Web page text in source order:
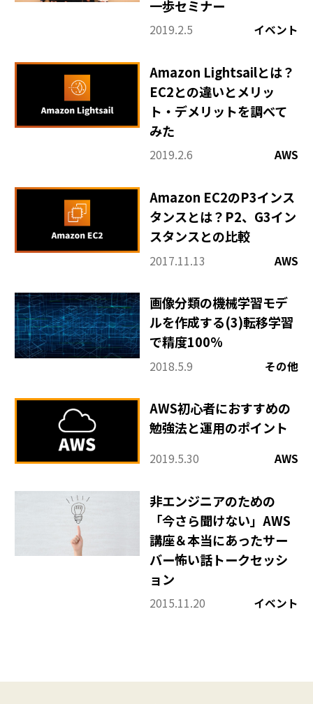
一歩セミナー
2019.2.5 イベント
Amazon Lightsailとは？
EC2との違いとメリッ
ト・デメリットを調べて
みた
2019.2.6 AWS
Amazon EC2のP3インス
タンスとは？P2、G3イン
スタンスとの比較
2017.11.13 AWS
画像分類の機械学習モデ
ルを作成する(3)転移学習
で精度100%
2018.5.9 その他
AWS初心者におすすめの
勉強法と運用のポイント
2019.5.30 AWS
非エンジニアのための
「今さら聞けない」AWS
講座＆本当にあったサー
バー怖い話トークセッシ
ョン
2015.11.20 イベント
X